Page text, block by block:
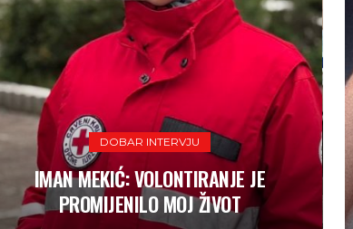
KOLUMNE
KOLUMNA EMIRE SELIMOVIĆ: KAKO SE
MOŽEMO NOSITI SA STRAHOM?
DOBAR INTERVJU
IMAN MEKIĆ: VOLONTIRANJE JE
PROMIJENILO MOJ ŽIVOT